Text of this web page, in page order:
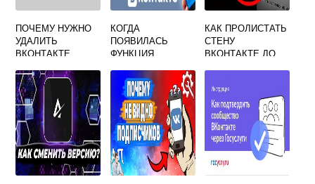
ПОЧЕМУ НУЖНО
УДАЛИТЬ
ВКОНТАКТЕ
КОГДА
ПОЯВИЛАСЬ
ФУНКЦИЯ
ПРОФИЛЬ В
ВКОНТАКТЕ
КАК ПРОЛИСТАТЬ
СТЕНУ
ВКОНТАКТЕ ДО